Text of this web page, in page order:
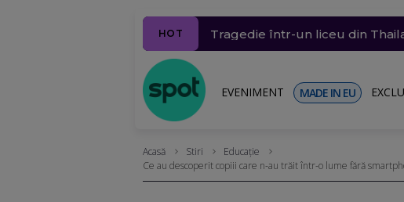
HOT Tragedie într-un liceu din
MAE confirmă: O româncă
plan de asasinat
Țara UE care a înregistrat azi
Haos pe căile ferate din
Incident grav în Capitală: O
EVENIMENT MADE IN EU
Acasă Stiri
Educație
Ce au descoperit copiii care n-au trăit într-o lume fără